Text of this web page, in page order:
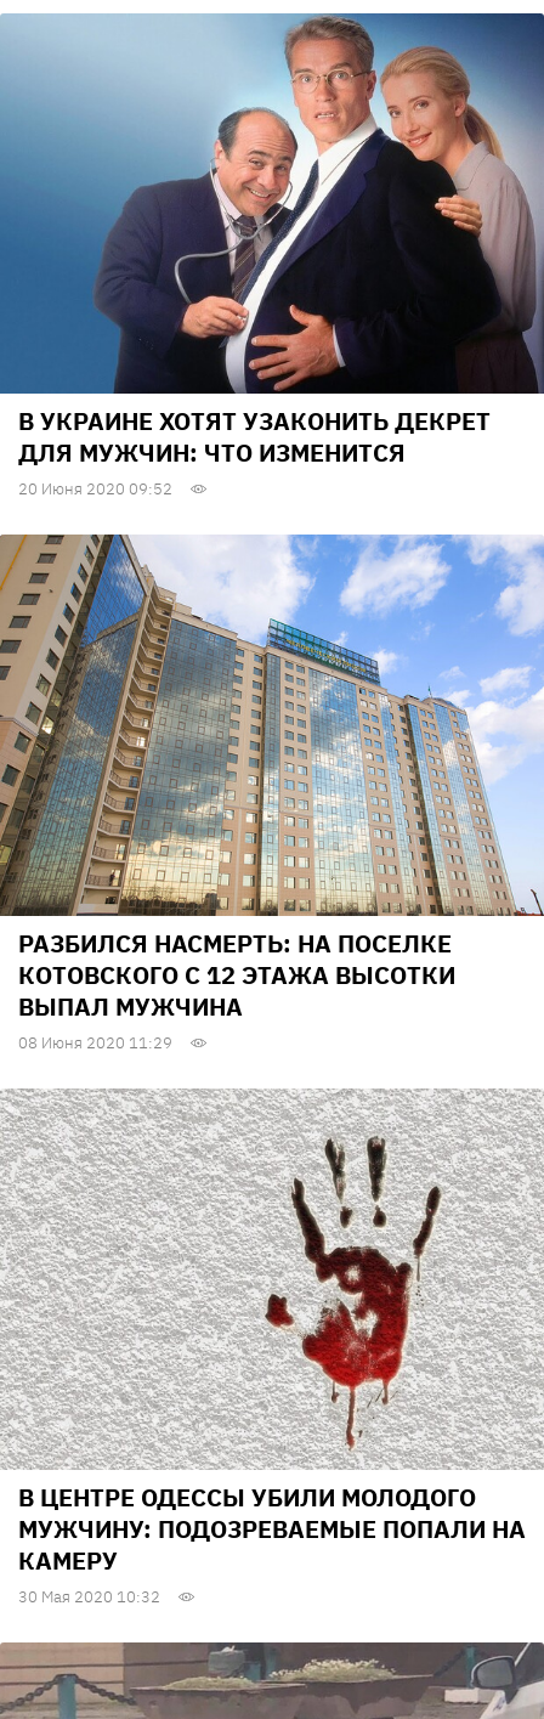
В УКРАИНЕ ХОТЯТ УЗАКОНИТЬ ДЕКРЕТ
ДЛЯ МУЖЧИН: ЧТО ИЗМЕНИТСЯ
20 Июня 2020 09:52
РАЗБИЛСЯ НАСМЕРТЬ: НА ПОСЕЛКЕ
КОТОВСКОГО С 12 ЭТАЖА ВЫСОТКИ
ВЫПАЛ МУЖЧИНА
08 Июня 2020 11:29
В ЦЕНТРЕ ОДЕССЫ УБИЛИ МОЛОДОГО
МУЖЧИНУ: ПОДОЗРЕВАЕМЫЕ ПОПАЛИ НА
КАМЕРУ
30 Мая 2020 10:32